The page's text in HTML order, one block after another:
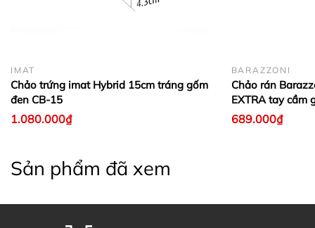
IMAT
Chảo trứng imat Hybrid 15cm tráng gốm
đen CB-15
1.080.000₫
BARAZZONI
Chảo rán
EXTRA tay cầm
689.000₫
Sản phẩm đã xem